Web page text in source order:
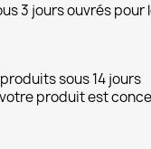
3 jours ouvrés
sous 14 jours
produit est